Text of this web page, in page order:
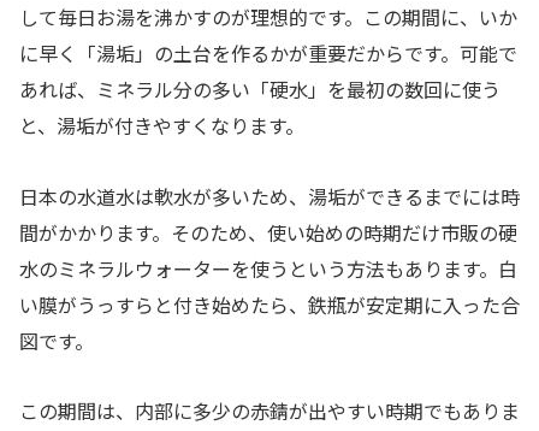
して毎日お湯を沸かすのが理想的です。この期間に、いか
に早く「湯垢」の土台を作るかが重要だからです。可能で
あれば、ミネラル分の多い「硬水」を最初の数回に使う
と、湯垢が付きやすくなります。
日本の水道水は軟水が多いため、湯垢ができるまでには時
間がかかります。そのため、使い始めの時期だけ市販の硬
水のミネラルウォーターを使うという方法もあります。白
い膜がうっすらと付き始めたら、鉄瓶が安定期に入った合
図です。
この期間は、内部に多少の赤錆が出やすい時期でもありま